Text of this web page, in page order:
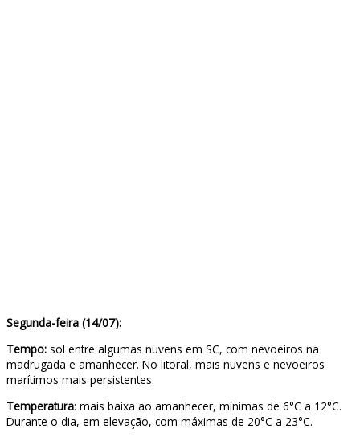
Segunda-feira (14/07):
Tempo: sol entre algumas nuvens em SC, com nevoeiros na
madrugada e amanhecer. No litoral, mais nuvens e nevoeiros
marítimos mais persistentes.
Temperatura: mais baixa ao amanhecer, mínimas de 6°C a 12°C.
Durante o dia, em elevação, com máximas de 20°C a 23°C.